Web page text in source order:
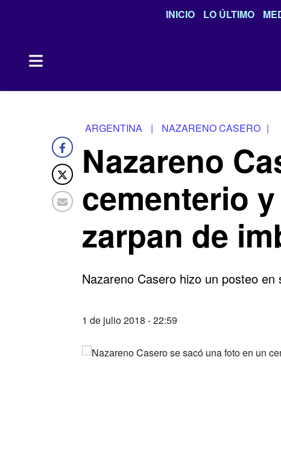
INICIO LO ÚLTIMO
ARGENTINA | NAZARENO CASERO |
Nazareno
cementerio
zarpan de
Nazareno Casero hizo un posteo
1 de julio 2018 - 22:59